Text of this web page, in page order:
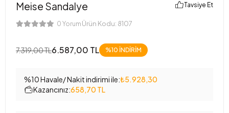
Meise Sandalye
0 Yorum Ürün Kodu: 8107
Tavsiye Et
7.319,00 TL6.587,00 TL %10 İNDİRİM
%10 Havale/ Nakit indirimi ile:₺5.928,30
Kazancınız:658,70 TL